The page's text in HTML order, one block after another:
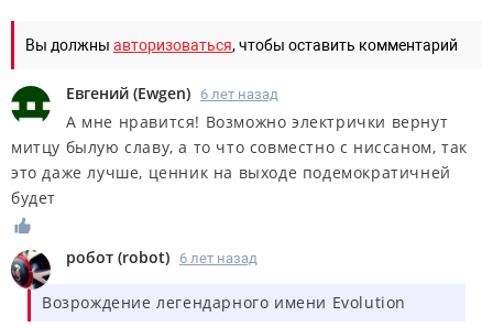
Вы должны авторизоваться, чтобы оставить комментарий
Евгений (Ewgen) 6 лет назад
А мне нравится! Возможно электрички вернут
митцу былую славу, а то что совместно с ниссаном, так
это даже лучше, ценник на выходе подемократичней
будет
робот (robot) 6 лет назад
Возрождение легендарного имени Evolution